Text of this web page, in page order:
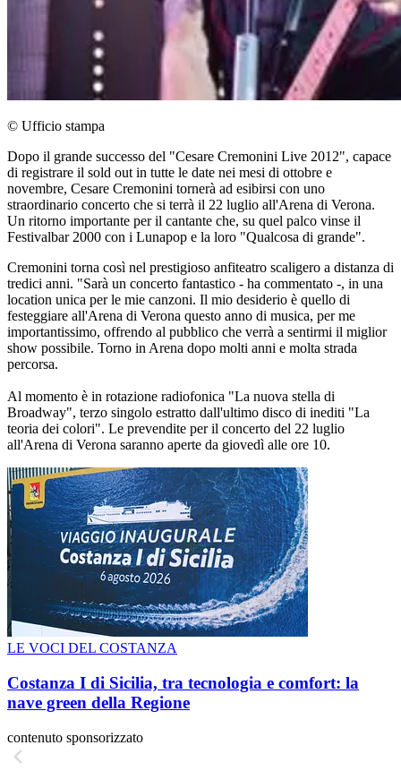
© Ufficio stampa
Dopo il grande successo del "Cesare Cremonini Live 2012", capace
di registrare il sold out in tutte le date nei mesi di ottobre e
novembre, Cesare Cremonini tornerà ad esibirsi con uno
straordinario concerto che si terrà il 22 luglio all'Arena di Verona.
Un ritorno importante per il cantante che, su quel palco vinse il
Festivalbar 2000 con i Lunapop e la loro "Qualcosa di grande".
Cremonini torna così nel prestigioso anfiteatro scaligero a distanza di
tredici anni. "Sarà un concerto fantastico - ha commentato -, in una
location unica per le mie canzoni. Il mio desiderio è quello di
festeggiare all'Arena di Verona questo anno di musica, per me
importantissimo, offrendo al pubblico che verrà a sentirmi il miglior
show possibile. Torno in Arena dopo molti anni e molta strada
percorsa.
Al momento è in rotazione radiofonica "La nuova stella di
Broadway", terzo singolo estratto dall'ultimo disco di inediti "La
teoria dei colori". Le prevendite per il concerto del 22 luglio
all'Arena di Verona saranno aperte da giovedì alle ore 10.
LE VOCI DEL COSTANZA
Costanza I di Sicilia, tra tecnologia e comfort: la
nave green della Regione
contenuto sponsorizzato